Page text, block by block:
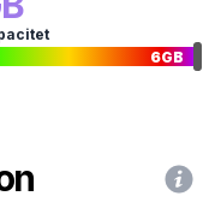
6GB